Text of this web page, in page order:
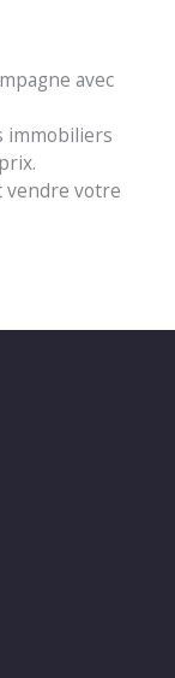
avec
immobiliers
vendre votre